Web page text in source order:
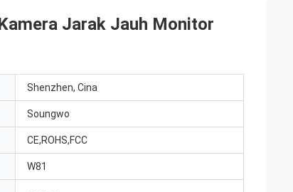
Jarak Jauh Monitor
Shenzhen, Cina
Soungwo
CE,ROHS,FCC
W81